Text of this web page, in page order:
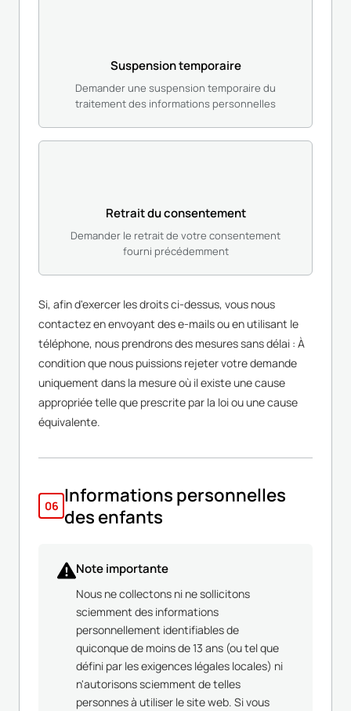
Suspension temporaire
Demander une suspension temporaire du
traitement des informations personnelles
Retrait du consentement
Demander le retrait de votre consentement
fourni précédemment
Si, afin d'exercer les droits ci-dessus, vous nous
contactez en envoyant des e-mails ou en utilisant le
téléphone, nous prendrons des mesures sans délai : À
condition que nous puissions rejeter votre demande
uniquement dans la mesure où il existe une cause
appropriée telle que prescrite par la loi ou une cause
équivalente.
06 Informations personnelles
des enfants
Note importante
Nous ne collectons ni ne sollicitons
sciemment des informations
personnellement identifiables de
quiconque de moins de 13 ans (ou tel que
défini par les exigences légales locales) ni
n'autorisons sciemment de telles
personnes à utiliser le site web. Si vous